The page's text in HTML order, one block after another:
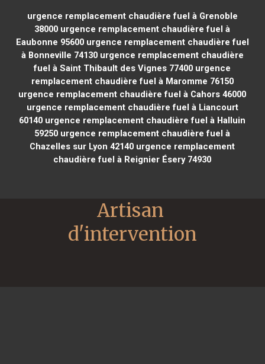
urgence remplacement chaudière fuel à Grenoble
38000 urgence remplacement chaudière fuel à
Eaubonne 95600urgence remplacement chaudière fuel
à Bonneville 74130urgence remplacement chaudière
fuel à Saint Thibault des Vignes 77400 urgence
remplacement chaudière fuel à Maromme 76150
urgence remplacement chaudière fuel à Cahors 46000
urgence remplacement chaudière fuel à Liancourt
60140 urgence remplacement chaudière fuel à Halluin
59250 urgence remplacement chaudière fuel à
Chazelles sur Lyon 42140 urgence remplacement
chaudière fuel à Reignier Ésery 74930
Artisan
d'intervention